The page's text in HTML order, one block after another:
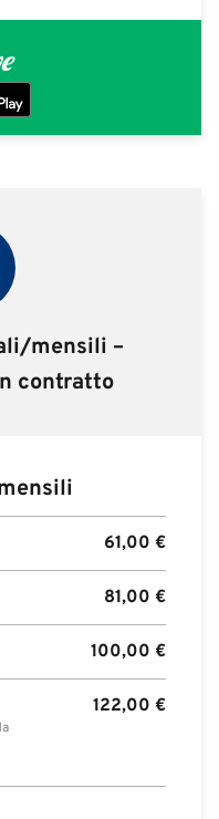
mensili –
contratto
61,00 €
81,00 €
100,00 €
122,00 €